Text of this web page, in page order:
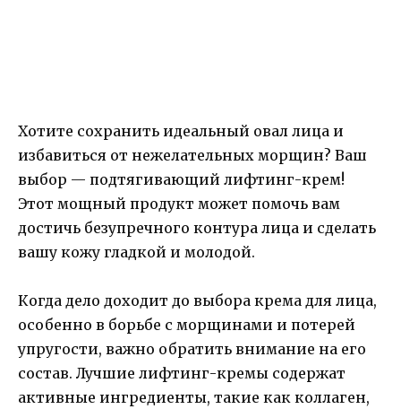
Хотите сохранить идеальный овал лица и
избавиться от нежелательных морщин? Ваш
выбор — подтягивающий лифтинг-крем!
Этот мощный продукт может помочь вам
достичь безупречного контура лица и сделать
вашу кожу гладкой и молодой.
Когда дело доходит до выбора крема для лица,
особенно в борьбе с морщинами и потерей
упругости, важно обратить внимание на его
состав. Лучшие лифтинг-кремы содержат
активные ингредиенты, такие как коллаген,